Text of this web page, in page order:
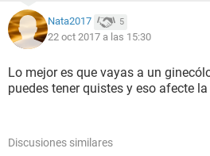
Nata2017 5
22 oct 2017 a las 15:30
Lo mejor es que vayas a un
puedes tener quistes y eso afecte
Discusiones similares